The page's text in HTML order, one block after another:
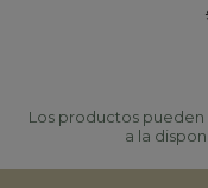
Los productos
a la